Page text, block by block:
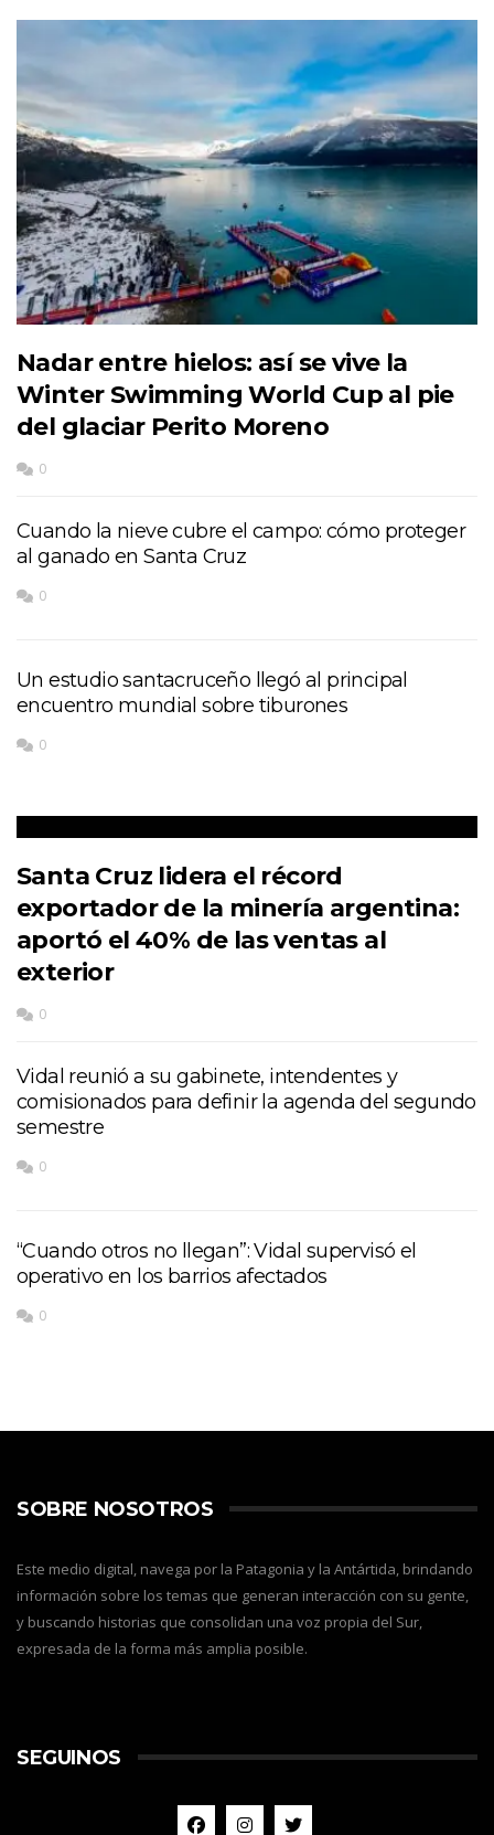
Nadar entre hielos: así se vive la
Winter Swimming World Cup al pie
del glaciar Perito Moreno
0
Cuando la nieve cubre el campo: cómo proteger
al ganado en Santa Cruz
0
Un estudio santacruceño llegó al principal
encuentro mundial sobre tiburones
0
Santa Cruz lidera el récord
exportador de la minería argentina:
aportó el 40% de las ventas al
exterior
0
Vidal reunió a su gabinete, intendentes y
comisionados para definir la agenda del segundo
semestre
0
“Cuando otros no llegan”: Vidal supervisó el
operativo en los barrios afectados
0
SOBRE NOSOTROS
Este medio digital, navega por la Patagonia y la Antártida, brindando
información sobre los temas que generan interacción con su gente,
y buscando historias que consolidan una voz propia del Sur,
expresada de la forma más amplia posible.
SEGUINOS